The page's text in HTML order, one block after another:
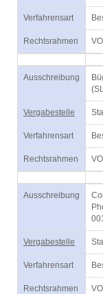
Verfahrensart
Rechtsrahmen
Ausschreibung
Vergabestelle
Verfahrensart
Rechtsrahmen
Ausschreibung
Vergabestelle
Verfahrensart
Rechtsrahmen